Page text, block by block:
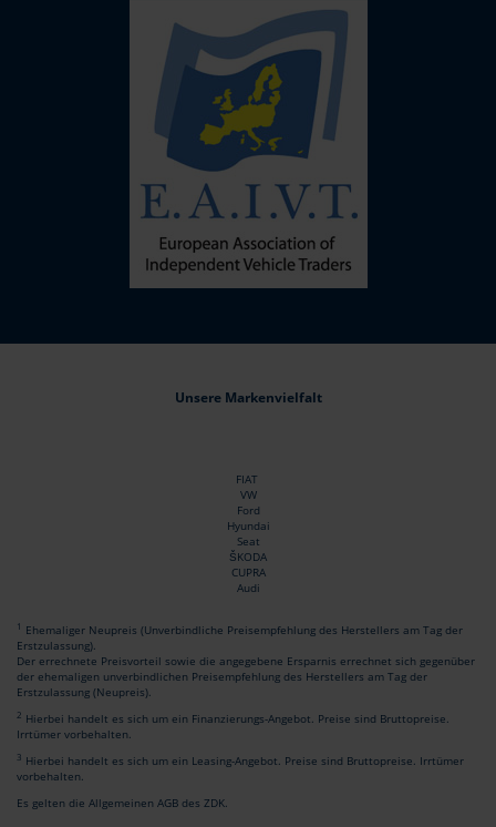
Unsere Markenvielfalt
FIAT
VW
Ford
Hyundai
Seat
ŠKODA
CUPRA
Audi
1 Ehemaliger Neupreis (Unverbindliche Preisempfehlung des Herstellers am Tag der
Erstzulassung).
Der errechnete Preisvorteil sowie die angegebene Ersparnis errechnet sich gegenüber
der ehemaligen unverbindlichen Preisempfehlung des Herstellers am Tag der
Erstzulassung (Neupreis).
2 Hierbei handelt es sich um ein Finanzierungs-Angebot. Preise sind Bruttopreise.
Irrtümer vorbehalten.
3 Hierbei handelt es sich um ein Leasing-Angebot. Preise sind Bruttopreise. Irrtümer
vorbehalten.
Es gelten die Allgemeinen AGB des ZDK.